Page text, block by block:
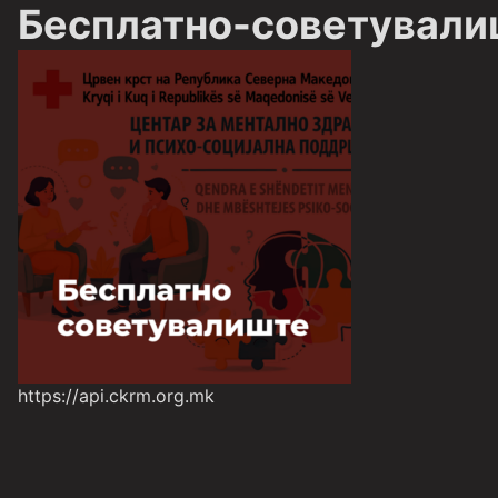
Бесплатно-
https://api.ckrm.org.mk